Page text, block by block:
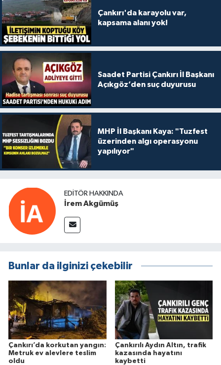
Çankırı'da karayolu var,
kapsama alanı yok!
Saadet Partisi Çankırı İl Başkanı
Açıkgöz’den suç duyurusu
MHP İl Başkanı Kaya: "Tuzfest
üzerinden algı operasyonu
yapılıyor"
EDITÖR HAKKINDA
İrem Akgümüş
Bunlar da ilginizi çekebilir
Çankırı’da korkutan yangın:
Metruk ev alevlere teslim
oldu
Çankırılı Aydın Altın, trafik
kazasında hayatını
kaybetti